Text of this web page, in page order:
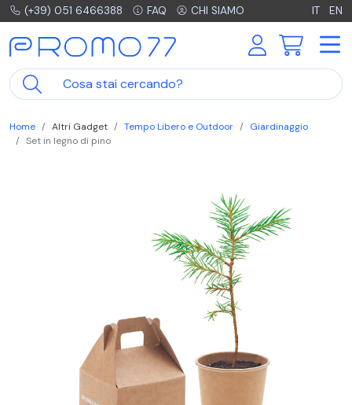
(+39) 051 6466388 FAQ CHI SIAMO IT EN
Home Altri Gadget Tempo Libero e Outdoor
Giardinaggio
Set in legno di pino